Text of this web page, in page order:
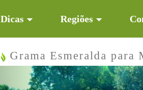
Dicas Regiões
Grama Esmeralda para
Previous